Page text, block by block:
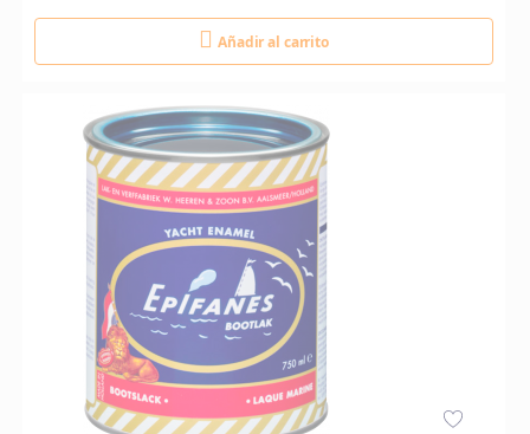
Añadir al carrito